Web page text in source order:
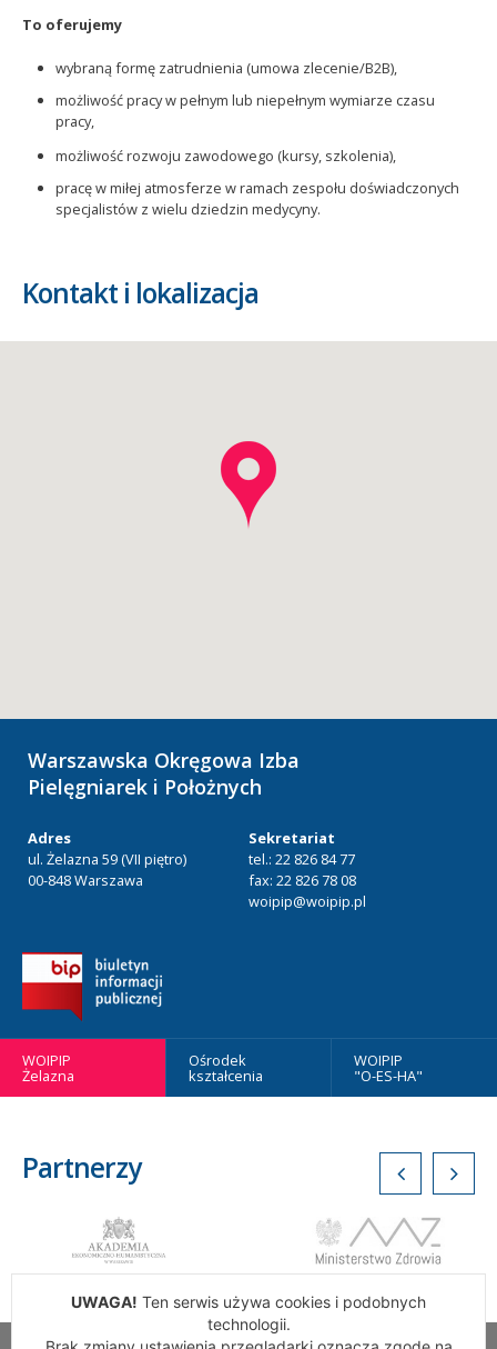
To oferujemy
wybraną formę zatrudnienia (umowa zlecenie/B2B),
możliwość pracy w pełnym lub niepełnym wymiarze czasu
pracy,
możliwość rozwoju zawodowego (kursy, szkolenia),
pracę w miłej atmosferze w ramach zespołu doświadczonych
specjalistów z wielu dziedzin medycyny.
Kontakt i lokalizacja
Warszawska Okręgowa Izba
Pielęgniarek i Położnych
Adres
ul. Żelazna 59 (VII piętro)
00-848 Warszawa
Sekretariat
tel.: 22 826 84 77
fax: 22 826 78 08
woipip@woipip.pl
WOIPIP
Żelazna
Ośrodek
kształcenia
WOIPIP
"O-ES-HA"
Partnerzy
UWAGA! Ten serwis używa cookies i podobnych
technologii.